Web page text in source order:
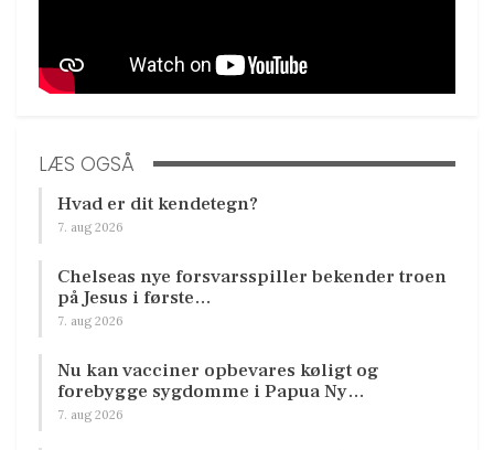
LÆS OGSÅ
Hvad er dit kendetegn?
7. aug 2026
Chelseas nye forsvarsspiller bekender troen
på Jesus i første…
7. aug 2026
Nu kan vacciner opbevares køligt og
forebygge sygdomme i Papua Ny…
7. aug 2026